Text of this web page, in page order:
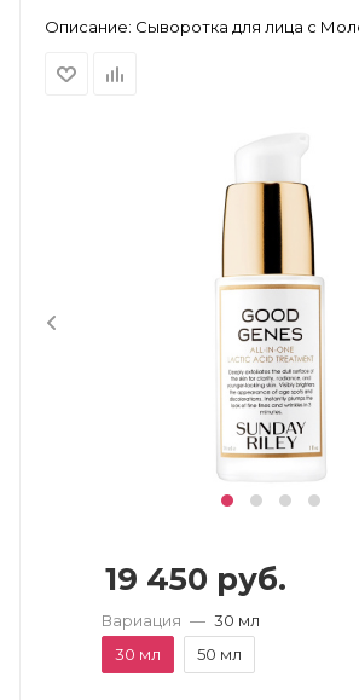
Описание: Сыворотка для лица с
19 450 руб.
Вариация — 30 мл
30 мл
50 мл